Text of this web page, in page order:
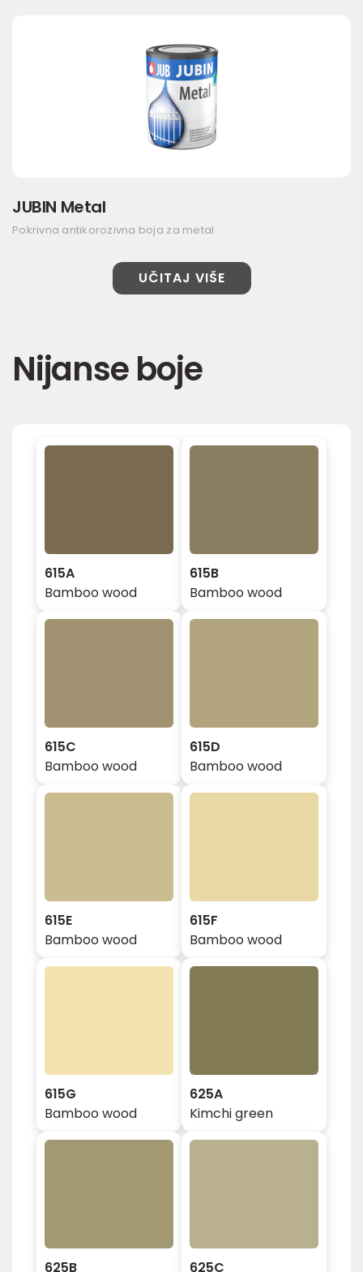
JUBIN Metal
Pokrivna antikorozivna boja za metal
UČITAJ VIŠE
Nijanse boje
615A
Bamboo wood
615B
Bamboo wood
615C
Bamboo wood
615D
Bamboo wood
615E
Bamboo wood
615F
Bamboo wood
615G
Bamboo wood
625A
Kimchi green
625B 625C